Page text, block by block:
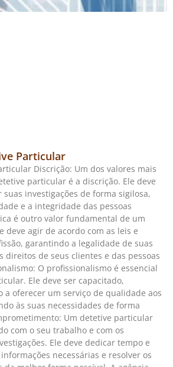
Particular
Discrição: Um dos valores mais
particular é a discrição. Ele deve
investigações de forma sigilosa,
e a integridade das pessoas
é outro valor fundamental de um
deve agir de acordo com as leis e
garantindo a legalidade de suas
direitos de seus clientes e das pessoas
O profissionalismo é essencial
Ele deve ser capacitado,
a oferecer um serviço de qualidade aos
às suas necessidades de forma
Um detetive particular
com o seu trabalho e com os
Ele deve dedicar tempo e
necessárias e resolver os